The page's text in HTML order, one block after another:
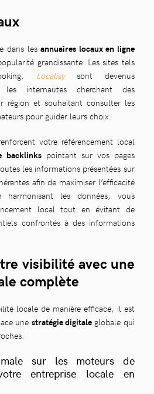
dans lesannuaires locaux en ligne
grandissante. Les sites tels
Localisysont devenus
les internautes cherchant des
région et souhaitant consulter les
pour guider leurs choix.
votre référencement local
backlinkspointant sur vos pages
les informations présentées sur
afin de maximiser l’efficacité
les données, vous
local tout en évitant de
confrontés à des informations
visibilité avec une
complète
locale de manière efficace, il est
une stratégie digitaleglobale qui
sur les moteurs de
entreprise locale en